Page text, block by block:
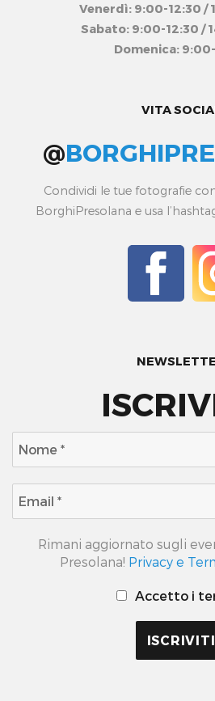
Venerdì: 9:00-12:30 /
Sabato: 9:00-12:30 /
Domenica:
VITA
@
Condividi le tue fotografie
BorghiPresolana e usa
Rimani aggiornato sugli
Presolana! Privacy e
Accetto i